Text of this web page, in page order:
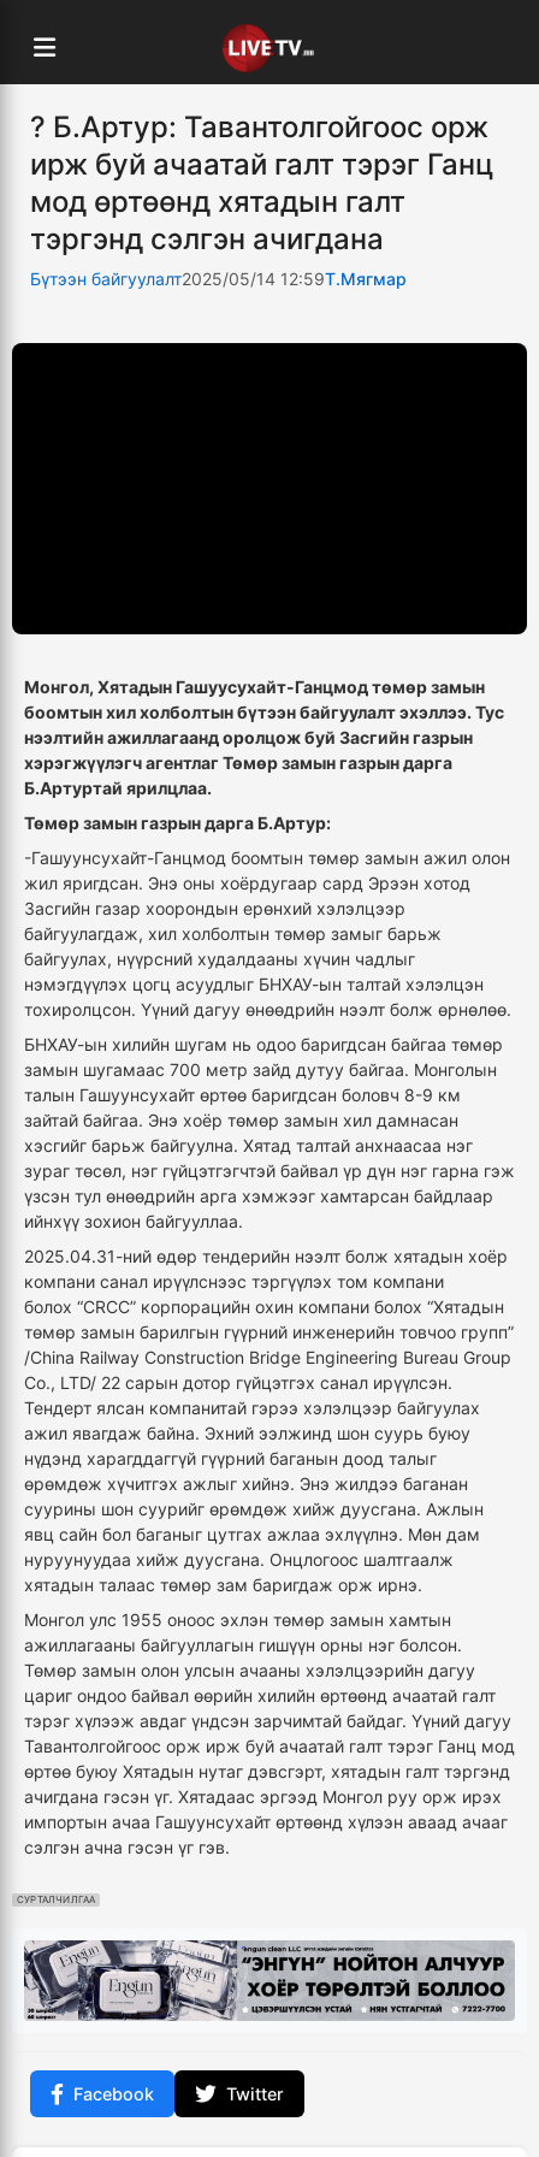
? Б.Артур: Тавантолгойгоос орж
ирж буй ачаатай галт тэрэг Ганц
мод өртөөнд хятадын галт
тэргэнд сэлгэн ачигдана
Бүтээн байгуулалт2025/05/14 12:59Т.Мягмар
Монгол, Хятадын Гашуусухайт-Ганцмод төмөр замын
боомтын хил холболтын бүтээн байгуулалт эхэллээ. Тус
нээлтийн ажиллагаанд оролцож буй Засгийн газрын
хэрэгжүүлэгч агентлаг Төмөр замын газрын дарга
Б.Артуртай ярилцлаа.
Төмөр замын газрын дарга Б.Артур:
-Гашуунсухайт-Ганцмод боомтын төмөр замын ажил олон
жил яригдсан. Энэ оны хоёрдугаар сард Эрээн хотод
Засгийн газар хоорондын ерөнхий хэлэлцээр
байгуулагдаж, хил холболтын төмөр замыг барьж
байгуулах, нүүрсний худалдааны хүчин чадлыг
нэмэгдүүлэх цогц асуудлыг БНХАУ-ын талтай хэлэлцэн
тохиролцсон. Үүний дагуу өнөөдрийн нээлт болж өрнөлөө.
БНХАУ-ын хилийн шугам нь одоо баригдсан байгаа төмөр
замын шугамаас 700 метр зайд дутуу байгаа. Монголын
талын Гашуунсухайт өртөө баригдсан боловч 8-9 км
зайтай байгаа. Энэ хоёр төмөр замын хил дамнасан
хэсгийг барьж байгуулна. Хятад талтай анхнаасаа нэг
зураг төсөл, нэг гүйцэтгэгчтэй байвал үр дүн нэг гарна гэж
үзсэн тул өнөөдрийн арга хэмжээг хамтарсан байдлаар
ийнхүү зохион байгууллаа.
2025.04.31-ний өдөр тендерийн нээлт болж хятадын хоёр
компани санал ирүүлснээс тэргүүлэх том компани
болох “CRCC” корпорацийн охин компани болох “Хятадын
төмөр замын барилгын гүүрний инженерийн товчоо групп”
/China Railway Construction Bridge Engineering Bureau Group
Co., LTD/ 22 сарын дотор гүйцэтгэх санал ирүүлсэн.
Тендерт ялсан компанитай гэрээ хэлэлцээр байгуулах
ажил явагдаж байна. Эхний ээлжинд шон суурь буюу
нүдэнд харагддаггүй гүүрний баганын доод талыг
өрөмдөж хүчитгэх ажлыг хийнэ. Энэ жилдээ баганан
суурины шон суурийг өрөмдөж хийж дуусгана. Ажлын
явц сайн бол баганыг цутгах ажлаа эхлүүлнэ. Мөн дам
нуруунуудаа хийж дуусгана. Онцлогоос шалтгаалж
хятадын талаас төмөр зам баригдаж орж ирнэ.
Монгол улс 1955 оноос эхлэн төмөр замын хамтын
ажиллагааны байгууллагын гишүүн орны нэг болсон.
Төмөр замын олон улсын ачааны хэлэлцээрийн дагуу
цариг ондоо байвал өөрийн хилийн өртөөнд ачаатай галт
тэрэг хүлээж авдаг үндсэн зарчимтай байдаг. Үүний дагуу
Тавантолгойгоос орж ирж буй ачаатай галт тэрэг Ганц мод
өртөө буюу Хятадын нутаг дэвсгэрт, хятадын галт тэргэнд
ачигдана гэсэн үг. Хятадаас эргээд Монгол руу орж ирэх
импортын ачаа Гашуунсухайт өртөөнд хүлээн аваад ачааг
сэлгэн ачна гэсэн үг гэв.
СУРТАЛЧИЛГАА
Facebook Twitter